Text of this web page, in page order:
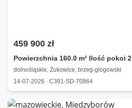
459 900 zł
Powierzchnia 160.0 m² Ilość pokoi 2
dolnośląskie, Żukowice, brzeg-glogowski
14-07-2026 · C391-SD-70864